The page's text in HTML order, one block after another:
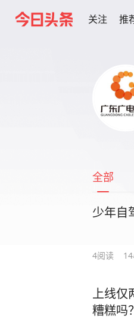
关注 推
全部
少年自
4阅读
上线仅
糟糕吗？